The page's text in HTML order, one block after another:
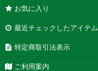
お気に入り
最近チェックしたアイテム
特定商取引法表示
ご利用案内